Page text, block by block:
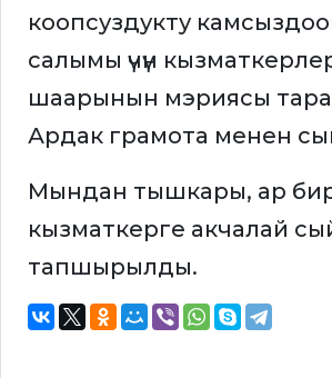
коопсуздукту
салымы үчүн
шаарынын мэриясы
Ардак грамота менен
Мындан тышкары, ар
кызматкерге акчалай
тапшырылды.